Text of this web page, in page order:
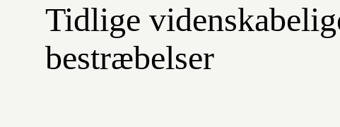
Tidlige
bestræbelser